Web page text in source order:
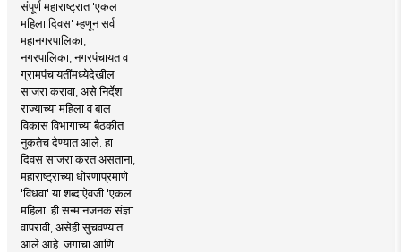
संपूर्ण महाराष्ट्रात 'एकल
महिला दिवस' म्हणून सर्व
महानगरपालिका,
नगरपालिका, नगरपंचायत व
ग्रामपंचायतींमध्येदेखील
साजरा करावा, असे निर्देश
राज्याच्या महिला व बाल
विकास विभागाच्या बैठकीत
नुकतेच देण्यात आले. हा
दिवस साजरा करत असताना,
महाराष्ट्राच्या धोरणाप्रमाणे
'विधवा' या शब्दाऐवजी 'एकल
महिला' ही सन्मानजनक संज्ञा
वापरावी, असेही सुचवण्यात
आले आहे. जगाचा आणि